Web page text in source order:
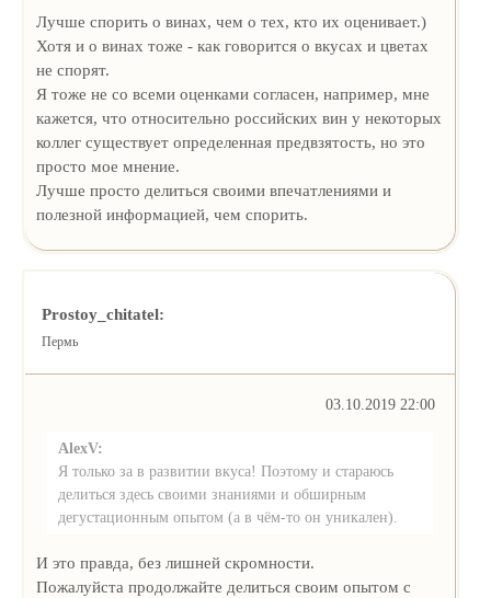
Лучше спорить о винах, чем о тех, кто их оценивает.)
Хотя и о винах тоже - как говорится о вкусах и цветах
не спорят.
Я тоже не со всеми оценками согласен, например, мне
кажется, что относительно российских вин у некоторых
коллег существует определенная предвзятость, но это
просто мое мнение.
Лучше просто делиться своими впечатлениями и
полезной информацией, чем спорить.
Prostoy_chitatel:
Пермь
03.10.2019 22:00
AlexV:
Я только за в развитии вкуса! Поэтому и стараюсь
делиться здесь своими знаниями и обширным
дегустационным опытом (а в чём-то он уникален).
И это правда, без лишней скромности.
Пожалуйста продолжайте делиться своим опытом с